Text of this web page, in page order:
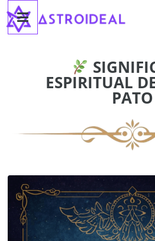
Saltar
contenido
Astroideal
ESPIRITUAL
PATO